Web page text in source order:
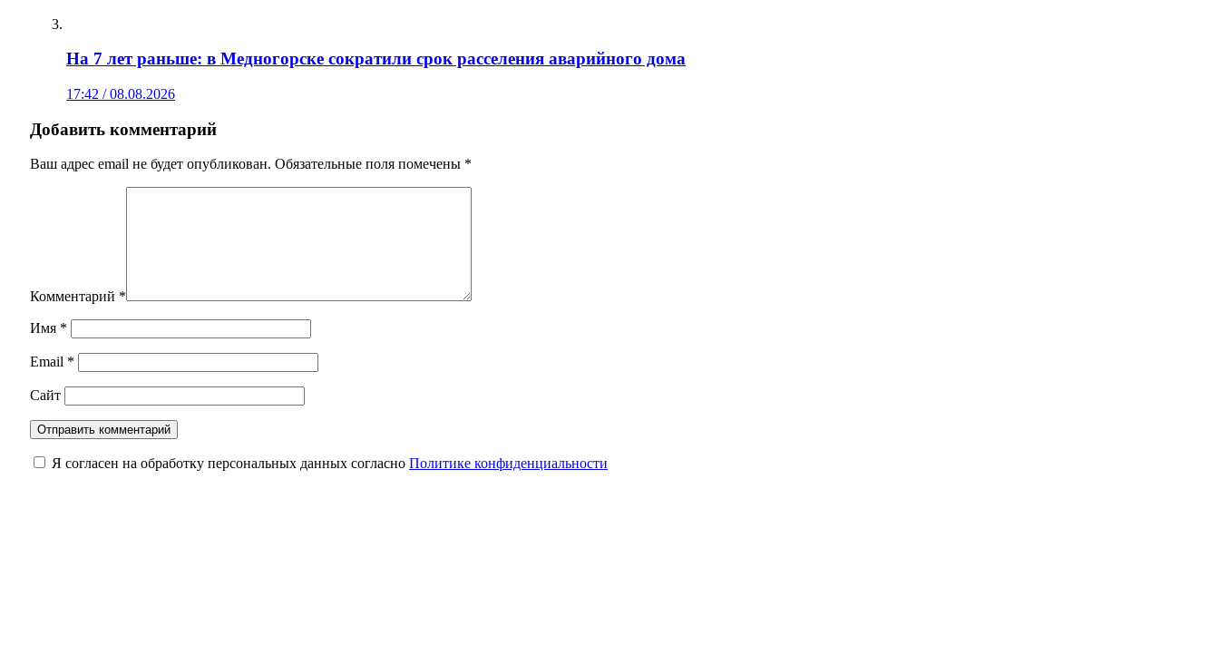
На 7 лет раньше: в Медногорске сократили срок расселения аварийного дома
17:42 / 08.08.2026
Добавить комментарий
Ваш адрес email не будет опубликован. Обязательные поля помечены *
Комментарий *
Имя *
Email *
Сайт
Я согласен на обработку персональных данных согласно Политике конфиденциальности